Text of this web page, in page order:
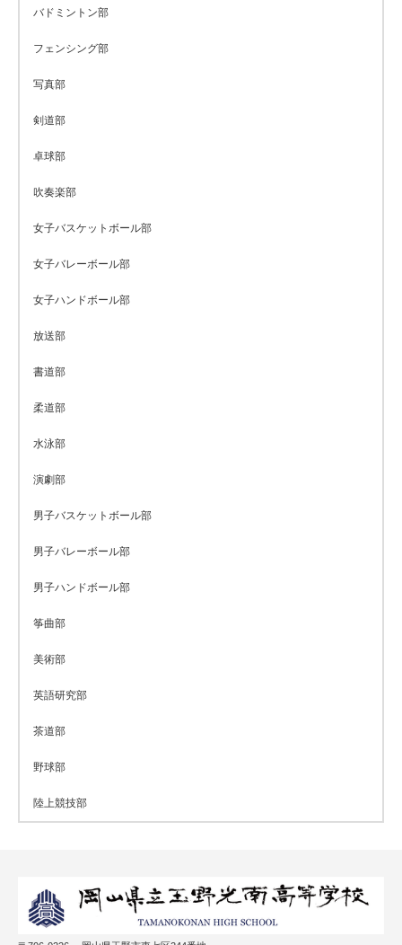
バドミントン部
フェンシング部
写真部
剣道部
卓球部
吹奏楽部
女子バスケットボール部
女子バレーボール部
女子ハンドボール部
放送部
書道部
柔道部
水泳部
演劇部
男子バスケットボール部
男子バレーボール部
男子ハンドボール部
筝曲部
美術部
英語研究部
茶道部
野球部
陸上競技部